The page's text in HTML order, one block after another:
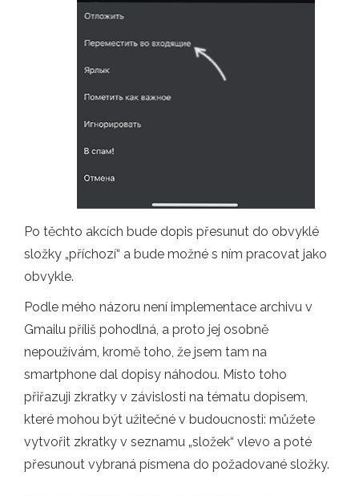
Po těchto akcích bude dopis přesunut do obvyklé
složky „příchozí“ a bude možné s ním pracovat jako
obvykle.
Podle mého názoru není implementace archivu v
Gmailu příliš pohodlná, a proto jej osobně
nepoužívám, kromě toho, že jsem tam na
smartphone dal dopisy náhodou. Místo toho
přiřazuji zkratky v závislosti na tématu dopisem,
které mohou být užitečné v budoucnosti: můžete
vytvořit zkratky v seznamu „složek“ vlevo a poté
přesunout vybraná písmena do požadované složky.